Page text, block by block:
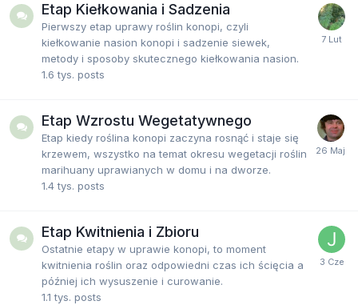
Etap Kiełkowania i Sadzenia
Pierwszy etap uprawy roślin konopi, czyli
kiełkowanie nasion konopi i sadzenie siewek,
metody i sposoby skutecznego kiełkowania nasion.
1.6 tys. posts
Etap Wzrostu Wegetatywnego
Etap kiedy roślina konopi zaczyna rosnąć i staje się
krzewem, wszystko na temat okresu wegetacji roślin
marihuany uprawianych w domu i na dworze.
1.4 tys. posts
Etap Kwitnienia i Zbioru
Ostatnie etapy w uprawie konopi, to moment
kwitnienia roślin oraz odpowiedni czas ich ścięcia a
później ich wysuszenie i curowanie.
1.1 tys. posts